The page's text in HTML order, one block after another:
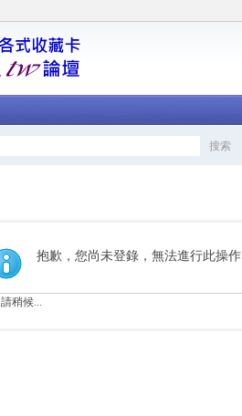
搜索
抱歉，您尚未登錄，無法進行此操作
請稍候...